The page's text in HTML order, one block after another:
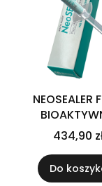
NEOSEALER
GOTOWY
KANAŁOWY 2.2g +
434,90
Do